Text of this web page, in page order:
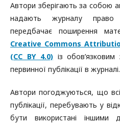
Автори зберігають за собою
надають журналу право
передбачає поширення
Creative Commons
(CC BY 4.0)із обов’язковим
первинної публікації в журналі.
Автори погоджуються, що
публікації, перебувають у
бути використані іншими